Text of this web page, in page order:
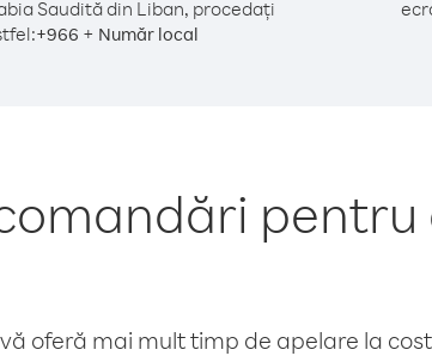
Saudită din Liban, procedați
+966 + Număr local
oferă mai mult timp de apelare la